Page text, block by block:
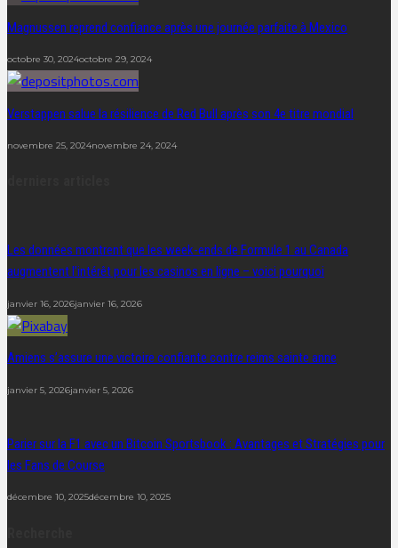
Magnussen reprend confiance après une journée parfaite à Mexico
octobre 30, 2024octobre 29, 2024
Verstappen salue la résilience de Red Bull après son 4e titre mondial
novembre 25, 2024novembre 24, 2024
Les données montrent que les week-ends de Formule 1 au Canada
augmentent l’intérêt pour les casinos en ligne – voici pourquoi
janvier 16, 2026janvier 16, 2026
Amiens s’assure une victoire confiante contre reims sainte anne
janvier 5, 2026janvier 5, 2026
Parier sur la F1 avec un Bitcoin Sportsbook : Avantages et Stratégies pour
les Fans de Course
décembre 10, 2025décembre 10, 2025